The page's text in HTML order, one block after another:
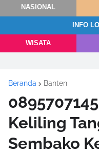
NASIONAL
INFO
WISATA
Beranda Banten
Keliling
Sembako